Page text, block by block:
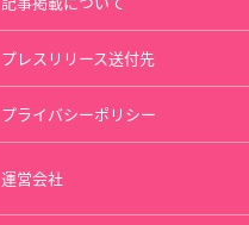
プレスリリース送付先
プライバシーポリシー
運営会社